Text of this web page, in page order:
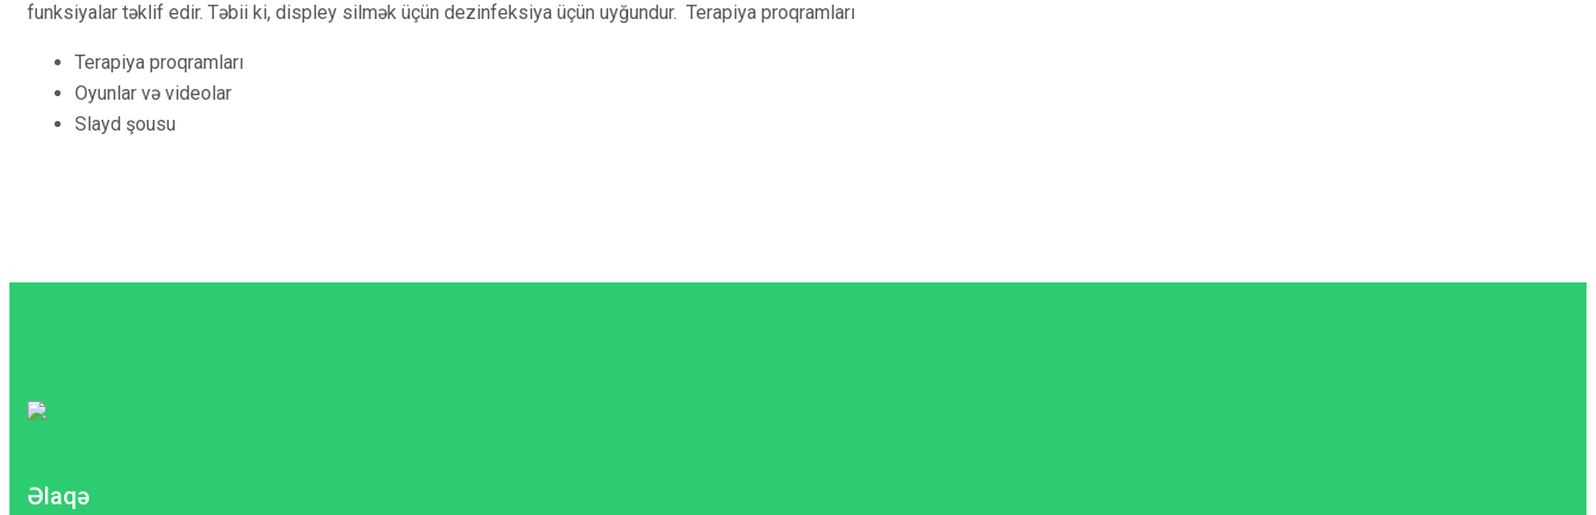
funksiyalar təklif edir. Təbii ki, displey silmək üçün dezinfeksiya üçün uyğundur. Terapiya proqramları
Terapiya proqramları
Oyunlar və videolar
Slayd şousu
Əlaqə